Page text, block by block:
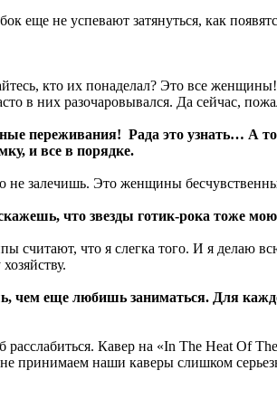
не успевают затянуться, как
кто их понаделал? Это все
в них разочаровывался. Да сейчас,
переживания! Рада это узнать… А
и все в порядке.
не залечишь. Это женщины
что звезды готик-рока тоже
что я слегка того. И я делаю
чем еще любишь заниматься. Для
Кавер на «In The Heat Of
принимаем наши каверы слишком